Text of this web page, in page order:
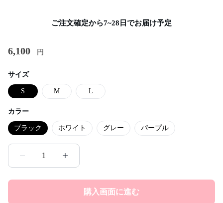
ご注文確定から7~28日でお届け予定
6,100 円
サイズ
S M L
カラー
ブラック ホワイト グレー パープル
1
購入画面に進む